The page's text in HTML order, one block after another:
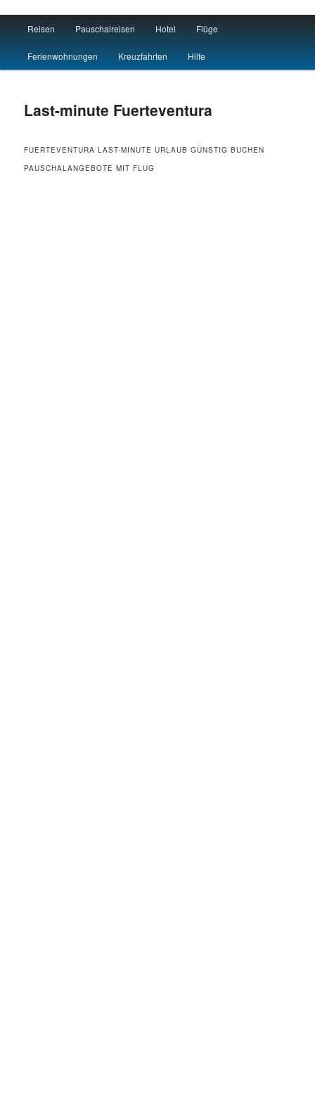
Reisen Hotel Flug
Skip to primary content
Skip to secondary content
Reisen Pauschalreisen Hotel Flüge
Ferienwohnungen Kreuzfahrten Hilfe
Last-minute Fuerteventura
FUERTEVENTURA LAST-MINUTE URLAUB GÜNSTIG BUCHEN
PAUSCHALANGEBOTE MIT FLUG